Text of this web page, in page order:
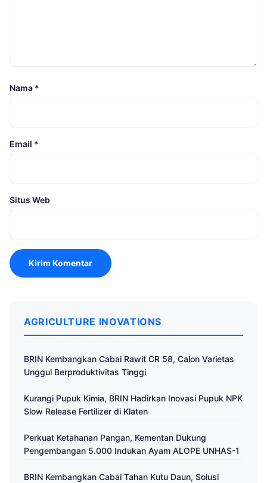
Nama *
Email *
Situs Web
AGRICULTURE INOVATIONS
BRIN Kembangkan Cabai Rawit CR 58, Calon Varietas
Unggul Berproduktivitas Tinggi
Kurangi Pupuk Kimia, BRIN Hadirkan Inovasi Pupuk NPK
Slow Release Fertilizer di Klaten
Perkuat Ketahanan Pangan, Kementan Dukung
Pengembangan 5.000 Indukan Ayam ALOPE UNHAS-1
BRIN Kembangkan Cabai Tahan Kutu Daun, Solusi